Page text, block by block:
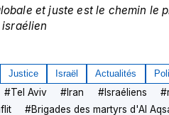
et juste est le chemin
Justice Israël Actualités
#Tel Aviv #Iran #Israéliens #
#Brigades des martyrs d'Al